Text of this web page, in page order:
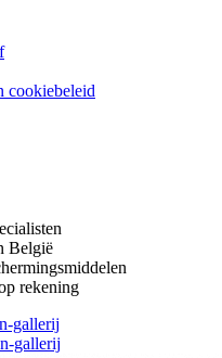
cookiebeleid
België
rekening
gallerij
gallerij